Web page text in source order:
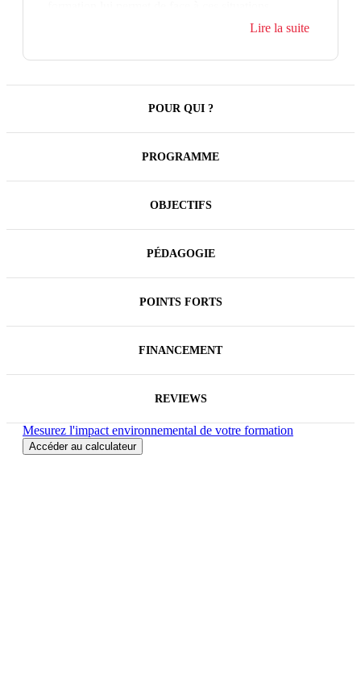
seront traités :
le conflit dans son équipe.
manager la capacité de réguler et de faire du conflit
Lire la suite
POUR QUI ?
PROGRAMME
OBJECTIFS
PÉDAGOGIE
POINTS FORTS
FINANCEMENT
REVIEWS
Mesurez l'impact environnemental de votre formation
Accéder au calculateur